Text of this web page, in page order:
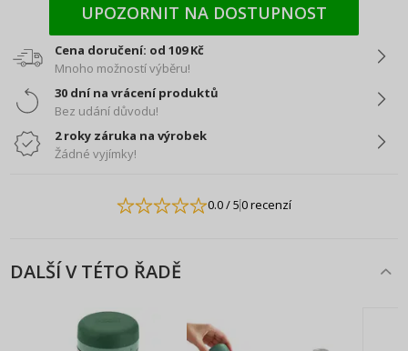
UPOZORNIT NA DOSTUPNOST
Cena doručení: od 109 Kč
Mnoho možností výběru!
30 dní na vrácení produktů
Bez udání důvodu!
2 roky záruka na výrobek
Žádné vyjímky!
0.0/ 50 recenzí
DALŠÍ V TÉTO ŘADĚ